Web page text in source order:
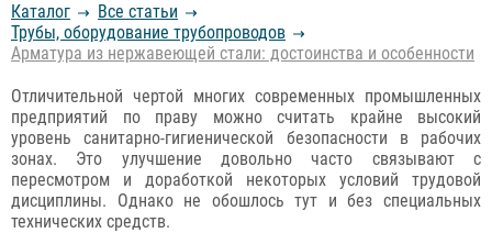
Каталог
Все статьи
Трубы, оборудование трубопроводов
Арматура из нержавеющей стали: достоинства и особенности
Отличительной чертой многих современных промышленных
предприятий по праву можно считать крайне высокий
уровень санитарно-гигиенической безопасности в рабочих
зонах. Это улучшение довольно часто связывают с
пересмотром и доработкой некоторых условий трудовой
дисциплины. Однако не обошлось тут и без специальных
технических средств.